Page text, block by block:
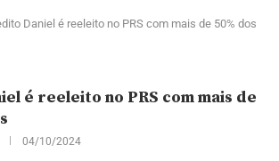
Daniel é reeleito no PRS com mais de 50% dos
é reeleito no PRS com mais de
04/10/2024